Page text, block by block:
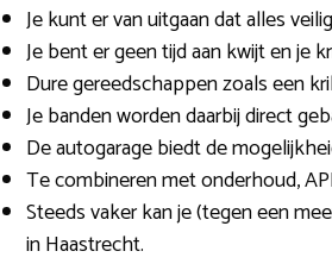
Je kunt er van uitgaan dat alles
Je bent er geen tijd aan kwijt en je
Dure gereedschappen zoals een
Je banden worden daarbij direct
De autogarage biedt de
Te combineren met onderhoud,
Steeds vaker kan je (tegen een
in Haastrecht.